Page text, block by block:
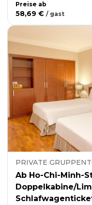
Preise ab
58,69 € / gast
PRIVATE
Ab Ho-Chi-Minh-
Doppelkabine/